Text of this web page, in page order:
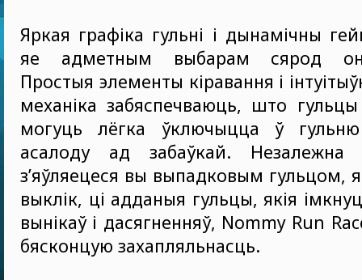
Яркая графіка гульні і дынамічны
яе адметным выбарам сярод
Простыя элементы кіравання і
механіка забяспечваюць, што гульцы
могуць лёгка ўключыцца ў
асалоду ад забаўкай.
з’яўляецеся вы выпадковым гульцом,
выклік, ці адданыя гульцы, якія
вынікаў і дасягненняў, Nommy Run
бясконцую захапляльнасць.